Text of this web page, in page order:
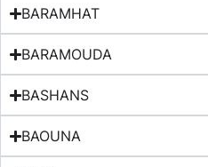
BARAMHAT
BARAMOUDA
BASHANS
BAOUNA